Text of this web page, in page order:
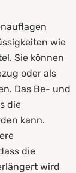
wie
Sie können
oder als
Das Be- und
die
kann.
die
wird